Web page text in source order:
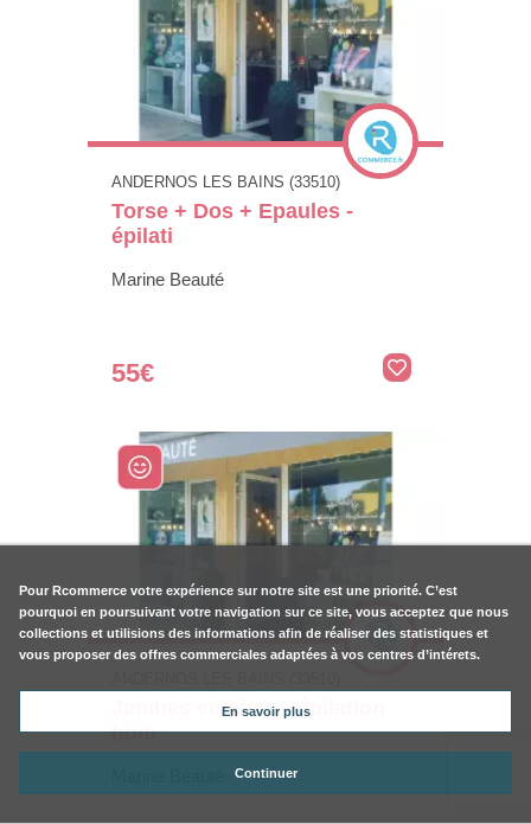
ANDERNOS LES BAINS (33510)
Torse + Dos + Epaules -
épilati
Marine Beauté
55€
Jambes entières - épilation
hom
Pour Rcommerce votre expérience sur notre site est une priorité. C’est
pourquoi en poursuivant votre navigation sur ce site, vous acceptez que nous
collections et utilisions des informations afin de réaliser des statistiques et
vous proposer des offres commerciales adaptées à vos centres d’intérets.
En savoir plus
Continuer